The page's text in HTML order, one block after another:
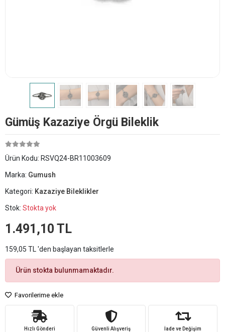
Gümüş Kazaziye Örgü Bileklik
Ürün Kodu: RSVQ24-BR11003609
Marka: Gumush
Kategori: Kazaziye Bileklikler
Stok: Stokta yok
1.491,10 TL
159,05 TL 'den başlayan taksitlerle
Ürün stokta bulunmamaktadır.
Favorilerime ekle
Hızlı Gönderi Güvenli Alışveriş İade ve Değişim